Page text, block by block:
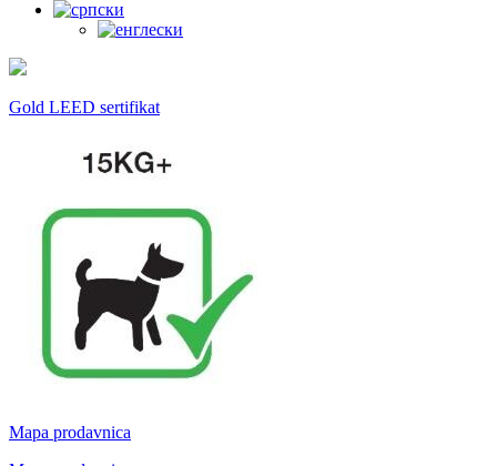
Gold LEED sertifikat
Mapa prodavnica